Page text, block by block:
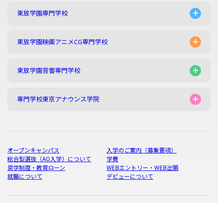
東放学園専門学校
東放学園映画アニメCG専門学校
東放学園音響専門学校
専門学校東京アナウンス学院
オープンキャンパス
入学のご案内（募集要項）
総合型選抜（AO入学）について
学費
奨学制度・教育ローン
WEBエントリー・WEB出願
就職について
デビューについて